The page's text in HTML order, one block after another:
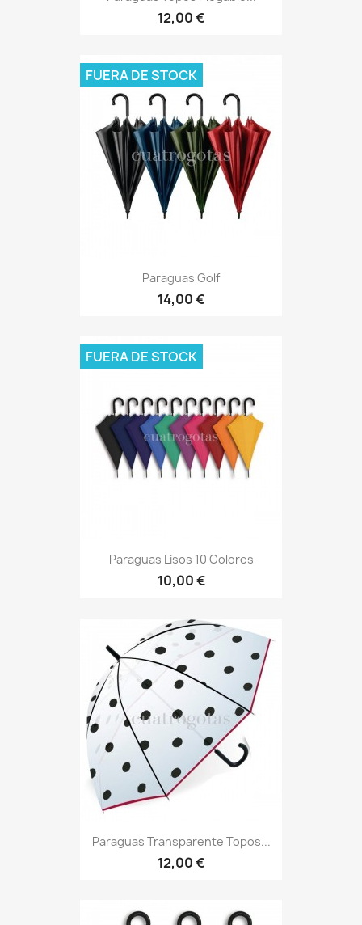
12,00 €
Paraguas Golf
14,00 €
FUERA DE STOCK
Paraguas Lisos 10 Colores
10,00 €
FUERA DE STOCK
Paraguas Transparente Topos...
12,00 €